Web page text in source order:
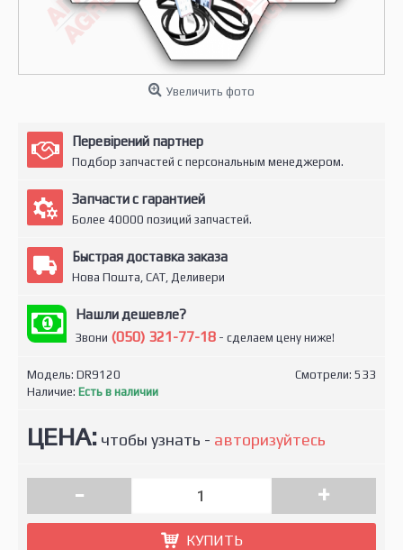
Увеличить фото
Перевірений партнер
Подбор запчастей с персональным менеджером.
Запчасти с гарантией
Более 40000 позиций запчастей.
Быстрая доставка заказа
Нова Пошта, САТ, Деливери
Нашли дешевле?
Звони (050) 321-77-18 - сделаем цену ниже!
Смотрели: 533
Модель: DR9120
Наличие: Есть в наличии
ЦЕНА: чтобы узнать - авторизуйтесь
- +
КУПИТЬ